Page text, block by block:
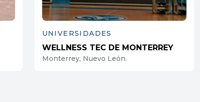
UNIVERSIDADES
WELLNESS TEC DE MONTERREY
Monterrey, Nuevo León.